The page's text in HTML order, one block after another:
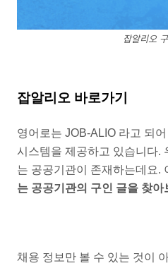
잡알리오
잡알리오 바로가기
영어로는 JOB-ALIO 라고 되
시스템을 제공하고 있습니다.
는 공공기관이 존재하는데요.
는 공공기관의 구인 글을 찾
채용 정보만 볼 수 있는 것이